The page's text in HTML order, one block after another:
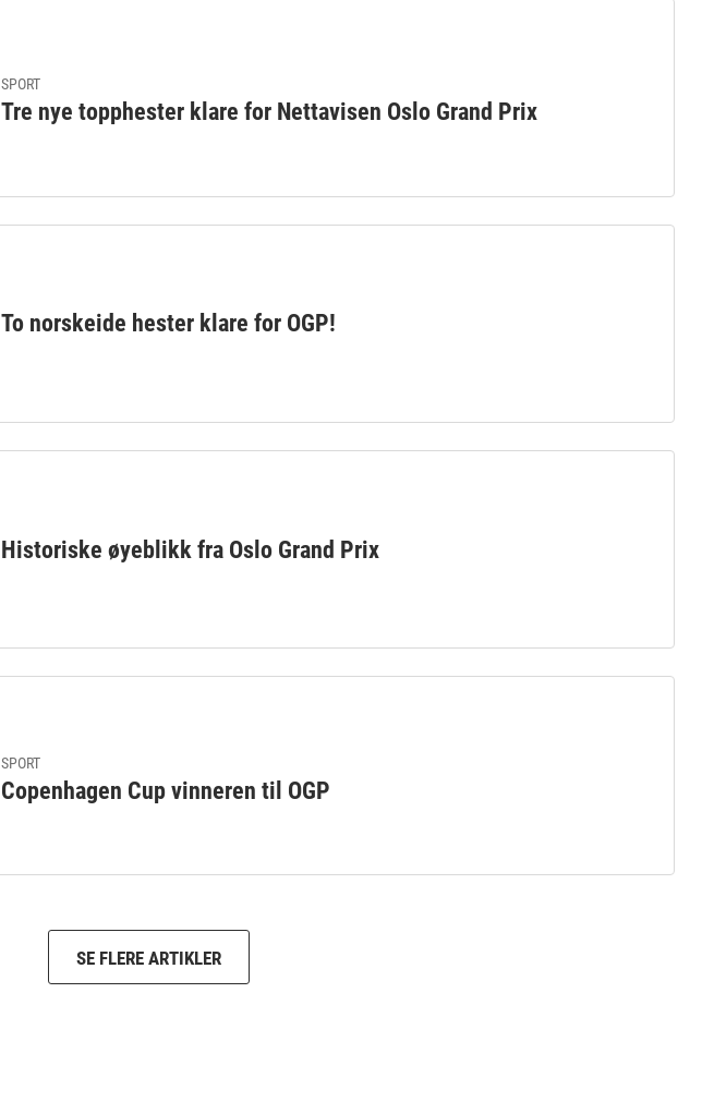
SPORT
Tre nye topphester klare for Nettavisen Oslo Grand Prix
To norskeide hester klare for OGP!
Historiske øyeblikk fra Oslo Grand Prix
SPORT
Copenhagen Cup vinneren til OGP
SE FLERE ARTIKLER